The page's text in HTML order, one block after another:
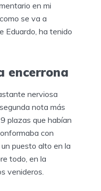
en mi
se va a
Eduardo, ha tenido
encerrona
nerviosa
nota más
plazas que habían
con
puesto alto en la
todo, en la
venideros.